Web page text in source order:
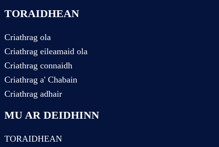
TORAIDHEAN
Criathrag ola
Criathrag eileamaid ola
Criathrag connaidh
Criathrag a' Chabain
Criathrag adhair
MU AR DEIDHINN
TORAIDHEAN